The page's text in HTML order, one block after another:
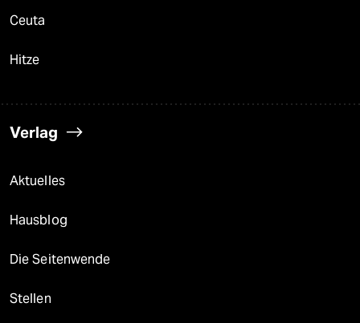
Ceuta
Hitze
Verlag
Aktuelles
Hausblog
Die Seitenwende
Stellen